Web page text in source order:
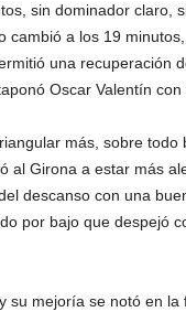
sin dominador claro,
cambió a los 19
una recuperación
Oscar Valentín con
más, sobre todo
al Girona a estar más
descanso con una
por bajo que despejó
su mejoría se notó en la